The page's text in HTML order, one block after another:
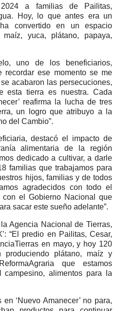
a familias de Pailitas,
Hoy, lo que antes era un
convertido en un espacio
yuca, plátano, papaya,
uno de los beneficiarios,
recordar ese momento se me
acabaron las persecuciones,
esta tierra es nuestra. Cada
reafirma la lucha de tres
un logro que atribuyo a la
del Cambio”.
destacó el impacto de
alimentaria de la región
dedicado a cultivar, a darle
familias que trabajamos para
hijos, familias y de todos
agradecidos con todo el
el Gobierno Nacional que
sacar este sueño adelante”.
Agencia Nacional de Tierras,
“El predio en Pailitas, Cesar,
en mayo, y hoy 120
produciendo plátano, maíz y
que estamos
alimentos para la
‘Nuevo Amanecer’ no para,